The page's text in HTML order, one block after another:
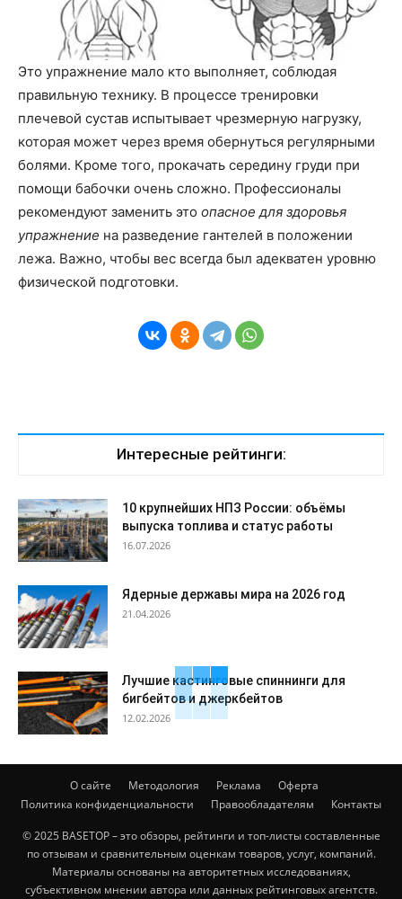
Это упражнение мало кто выполняет, соблюдая
правильную технику. В процессе тренировки
плечевой сустав испытывает чрезмерную нагрузку,
которая может через время обернуться регулярными
болями. Кроме того, прокачать середину груди при
помощи бабочки очень сложно. Профессионалы
рекомендуют заменить это опасное для здоровья
упражнение на разведение гантелей в положении
лежа. Важно, чтобы вес всегда был адекватен уровню
физической подготовки.
Интересные рейтинги:
10 крупнейших НПЗ России: объёмы
выпуска топлива и статус работы
16.07.2026
Ядерные державы мира на 2026 год
21.04.2026
Лучшие кастинговые спиннинги для
бигбейтов и джеркбейтов
12.02.2026
О сайте Методология Реклама
Оферта
Политика конфиденциальности
Правообладателям Контакты
© 2025 BASETOP – это обзоры, рейтинги и топ-листы составленные
по отзывам и сравнительным оценкам товаров, услуг, компаний.
Материалы основаны на авторитетных исследованиях,
субъективном мнении автора или данных рейтинговых агентств.